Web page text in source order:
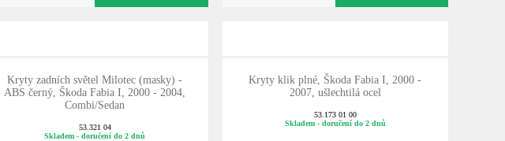
Kryty zadních světel Milotec (masky) -
ABS černý, Škoda Fabia I, 2000 - 2004,
Combi/Sedan
53.321 04
Skladem - doručení do 2 dnů
Kryty klik plné, Škoda Fabia I, 2000 -
2007, ušlechtilá ocel
53.173 01 00
Skladem - doručení do 2 dnů